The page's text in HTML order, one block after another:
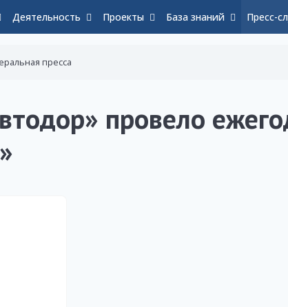
Деятельность Проекты База знаний Пресс-
пресса
провело